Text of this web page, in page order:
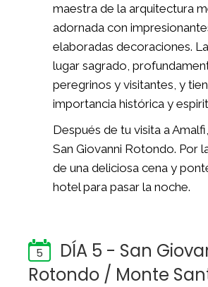
maestra de la arquitectura
adornada con
elaboradas decoraciones.
lugar sagrado,
peregrinos y visitantes, y
importancia histórica y
Después de tu visita a
San Giovanni Rotondo. Por
de una deliciosa cena y
hotel para pasar la noche.
5
DÍA 5 - San
Rotondo / Monte